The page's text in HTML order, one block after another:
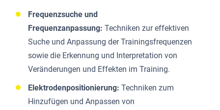
Frequenzsuche und
Frequenzanpassung: Techniken zur effektiven
Suche und Anpassung der Trainingsfrequenzen
sowie die Erkennung und Interpretation von
Veränderungen und Effekten im Training.
Elektrodenpositionierung: Techniken zum
Hinzufügen und Anpassen von